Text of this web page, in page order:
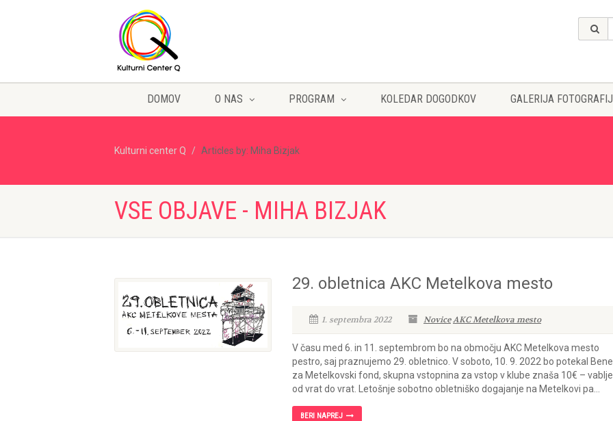
DOMOV O NAS PROGRAM KOLEDAR DOGODKOV GALERIJA FOTOGRAFIJ
Kulturni center Q Articles by: Miha Bizjak
VSE OBJAVE - MIHA BIZJAK
29. obletnica AKC Metelkova mesto
1. septembra 2022 NoviceAKC Metelkova mesto
V času med 6. in 11. septembrom bo na območju AKC Metelkova mesto
pestro, saj praznujemo 29. obletnico. V soboto, 10. 9. 2022 bo potekal
za Metelkovski fond, skupna vstopnina za vstop v klube znaša 10€ –
od vrat do vrat. Letošnje sobotno obletniško dogajanje na Metelkovi pa...
BERI NAPREJ